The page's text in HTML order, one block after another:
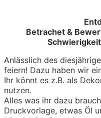
Betrachet &
Schwierigkeit
Anlässlich des
feiern! Dazu haben wir
Ihr könnt es z.B. als
nutzen.
Alles was ihr dazu
Druckvorlage, etwas Öl